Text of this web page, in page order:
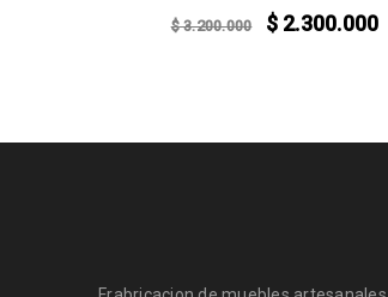
$3.200.000 $2.300.000